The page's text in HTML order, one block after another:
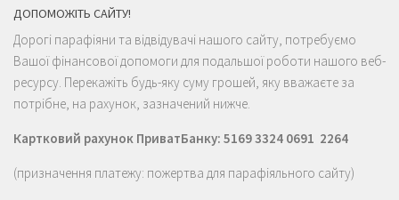
ДОПОМОЖІТЬ САЙТУ!
Дорогі парафіяни та відвідувачі нашого сайту, потребуємо
Вашої фінансової допомоги для подальшої роботи нашого веб-
ресурсу. Перекажіть будь-яку суму грошей, яку вважаєте за
потрібне, на рахунок, зазначений нижче.
Картковий рахунок ПриватБанку: 5169 3324 0691 2264
(призначення платежу: пожертва для парафіяльного сайту)